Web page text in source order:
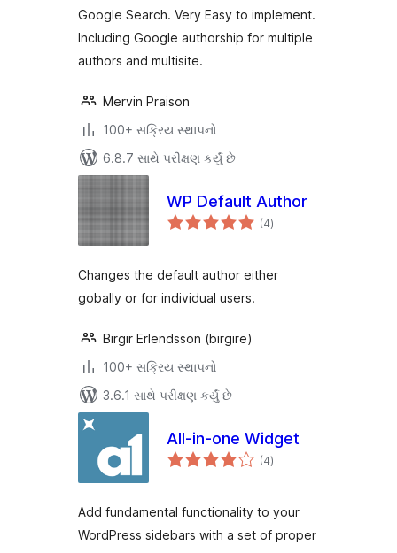
Google Search. Very Easy to implement.
Including Google authorship for multiple
authors and multisite.
Mervin Praison
100+ સક્રિય સ્થાપનો
6.8.7 સાથે પરીક્ષણ કર્યું છે
WP Default Author
(4કુલ
રેટિંગ્સ
)
Changes the default author either
gobally or for individual users.
Birgir Erlendsson (birgire)
100+ સક્રિય સ્થાપનો
3.6.1 સાથે પરીક્ષણ કર્યું છે
All-in-one Widget
(4કુલ
રેટિંગ્સ
)
Add fundamental functionality to your
WordPress sidebars with a set of proper